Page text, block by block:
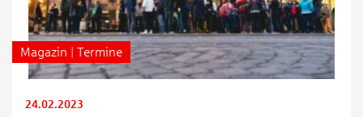
Magazin | Termine
24.02.2023